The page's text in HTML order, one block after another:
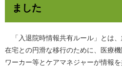
ました
「入退院時情報共有ルール」とは
在宅との円滑な移行のために、医療
ワーカー等とケアマネジャーが情報